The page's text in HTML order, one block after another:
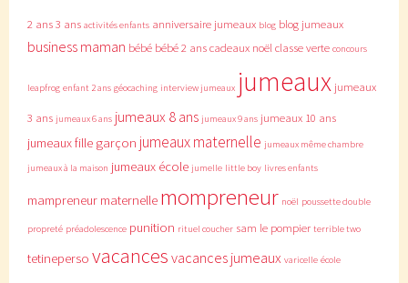
2 ans3 ans activités enfants anniversaire jumeaux blog blog jumeaux
business maman bébé bébé 2 anscadeaux noëlclasse verte concours
leapfrog enfant 2 ans géocaching interview jumeaux jumeaux jumeaux
3 ans jumeaux 6 ans jumeaux 8 ans jumeaux 9 ans jumeaux 10 ans
jumeaux fille garçon jumeaux maternelle jumeaux même chambre
jumeaux à la maison jumeaux école jumelle little boy livres enfants
mampreneur maternelle mompreneur noël poussette double
propreté préadolescence punition rituel coucher sam le pompier terrible two
tetineperso vacances vacances jumeaux varicelle école